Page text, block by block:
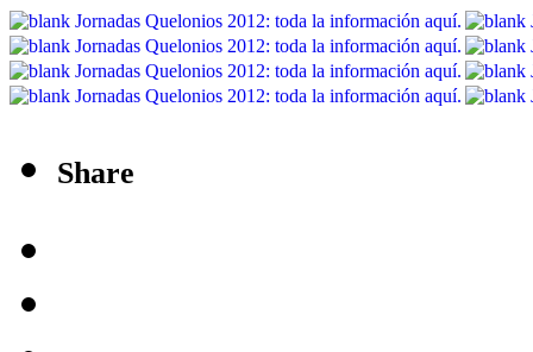
Share